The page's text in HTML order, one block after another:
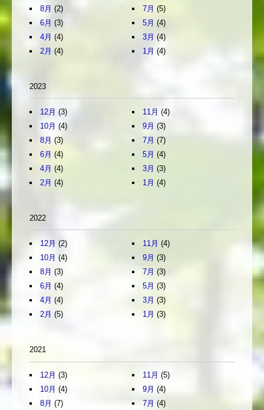
8月 (2) 7月 (5)
6月 (3) 5月 (4)
4月 (4) 3月 (4)
2月 (4) 1月 (4)
2023
12月 (3) 11月 (4)
10月 (4) 9月 (3)
8月 (3) 7月 (7)
6月 (4) 5月 (4)
4月 (4) 3月 (3)
2月 (4) 1月 (4)
2022
12月 (2) 11月 (4)
10月 (4) 9月 (3)
8月 (3) 7月 (3)
6月 (4) 5月 (3)
4月 (4) 3月 (3)
2月 (5) 1月 (3)
2021
12月 (3) 11月 (5)
10月 (4) 9月 (4)
8月 (7) 7月 (4)